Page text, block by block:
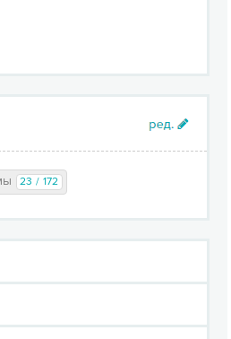
23 / 172